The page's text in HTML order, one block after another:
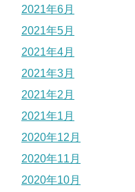
2021年6月
2021年5月
2021年4月
2021年3月
2021年2月
2021年1月
2020年12月
2020年11月
2020年10月